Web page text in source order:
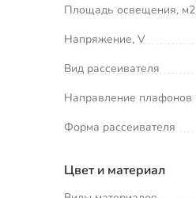
Площадь освещения, м2
Напряжение, V
Вид рассеивателя
Направление плафонов
Форма рассеивателя
Цвет и материал